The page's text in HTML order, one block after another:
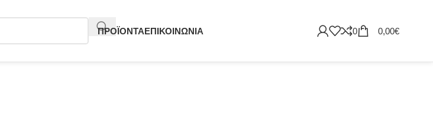
ΠΡΟΪΟΝΤΑΕΠΙΚΟΙΝΩΝΙΑ 0 0,00€